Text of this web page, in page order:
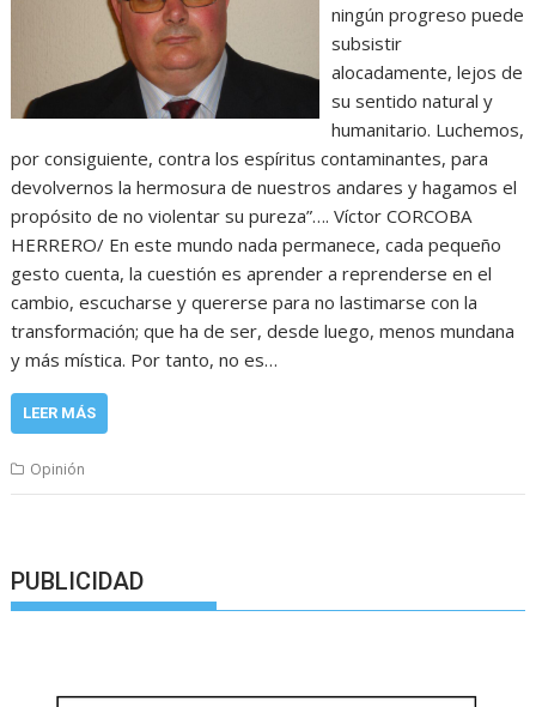
ningún progreso puede
subsistir
alocadamente, lejos de
su sentido natural y
humanitario. Luchemos,
por consiguiente, contra los espíritus contaminantes, para
devolvernos la hermosura de nuestros andares y hagamos el
propósito de no violentar su pureza”…. Víctor CORCOBA
HERRERO/ En este mundo nada permanece, cada pequeño
gesto cuenta, la cuestión es aprender a reprenderse en el
cambio, escucharse y quererse para no lastimarse con la
transformación; que ha de ser, desde luego, menos mundana
y más mística. Por tanto, no es…
LEER MÁS
Opinión
PUBLICIDAD